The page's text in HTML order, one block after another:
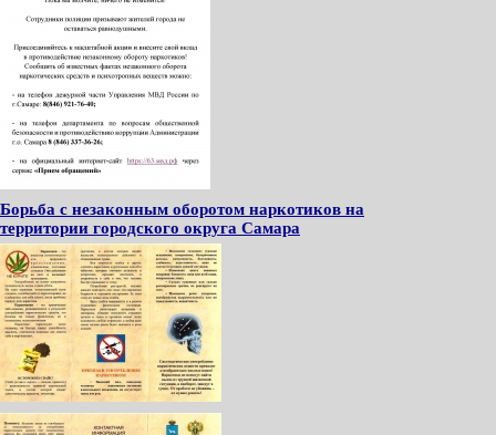
Борьба с незаконным оборотом наркотиков на
территории городского округа Самара